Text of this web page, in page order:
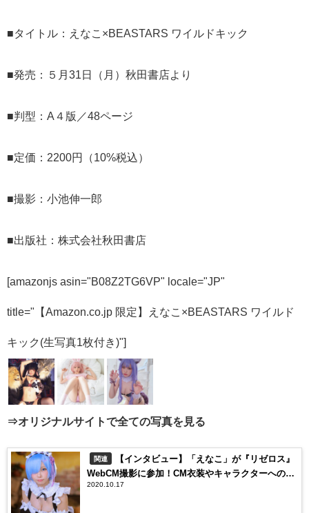
■タイトル：えなこ×BEASTARS ワイルドキック
■発売：５月31日（月）秋田書店より
■判型：A４版／48ページ
■定価：2200円（10%税込）
■撮影：小池伸一郎
■出版社：株式会社秋田書店
[amazonjs asin="B08Z2TG6VP" locale="JP"
title="【Amazon.co.jp 限定】えなこ×BEASTARS ワイルド
キック(生写真1枚付き)"]
⇒オリジナルサイトで全ての写真を見る
関連
【インタビュー】「えなこ」が『リゼロス』
WebCM撮影に参加！CM衣装やキャラクターへの想
いなどを熱く語る
2020.10.17